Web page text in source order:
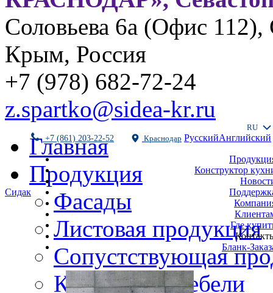
Соловьева 6а (Офис 112),
Крым, Россия
+7 (978) 682-72-24
z.spartko@sidea-kr.ru
Сидак
+7 (861) 203-22-52 Краснодар
RU
РусскийАнглийский
Конструктор
Где
Бланк-
Главная
Продукция
Фасады
Листовая продукция
Сопустствующая
Комплекты мебели